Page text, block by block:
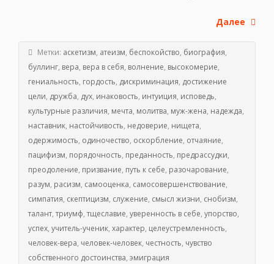
Далее
Метки: аскетизм, атеизм, беспокойство, биография,
буллинг, вера, вера в себя, волнение, высокомерие,
гениальность, гордость, дискриминация, достижение
цели, дружба, дух, инаковость, интуиция, исповедь,
культурные различия, мечта, молитва, муж-жена, надежда,
наставник, настойчивость, недоверие, нищета,
одержимость, одиночество, оскорбление, отчаяние,
пацифизм, порядочность, преданность, предрассудки,
преодоление, призвание, путь к себе, разочарование,
разум, расизм, самооценка, самосовершенствование,
симпатия, скептицизм, служение, смысл жизни, снобизм,
талант,триумф,тщеславие, уверенность в себе, упорство,
успех, учитель-ученик, характер, целеустремленность,
человек-вера, человек-человек, честность, чувство
собственного достоинства, эмиграция